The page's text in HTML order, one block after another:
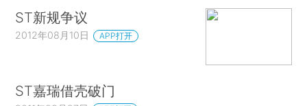
ST新规争议
2012年08月10日 APP打开
ST嘉瑞借壳破门